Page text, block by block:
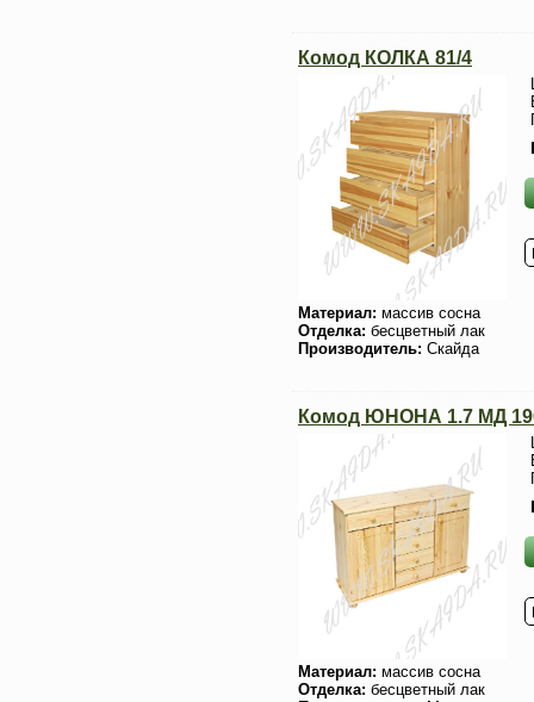
Комод КОЛКА 81/4
Материал: массив сосна
Отделка: бесцветный лак
Производитель: Скайда
Комод ЮНОНА 1.7 МД
Материал: массив сосна
Отделка: бесцветный лак